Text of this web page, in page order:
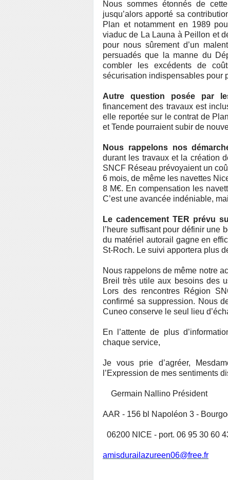
Nous sommes étonnés de
jusqu’alors apporté sa
Plan et notamment en 1989
viaduc de La Launa à Peillon et
pour nous sûrement d’un
persuadés que la manne du
combler les excédents de
sécurisation indispensables pour
Autre question posée par
financement des travaux est
elle reportée sur le contrat de
et Tende pourraient subir de
Nous rappelons nos
durant les travaux et la création
SNCF Réseau prévoyaient un
6 mois, de même les navettes
8 M€. En compensation les
C’est une avancée indéniable,
Le cadencement TER prévu
l’heure suffisant pour définir une
du matériel autorail gagne en
St-Roch. Le suivi apportera plus
Nous rappelons de même notre
Breil très utile aux besoins des
Lors des rencontres Région
confirmé sa suppression. Nous
Cuneo conserve le seul lieu
En l’attente de plus
chaque service,
Je vous prie d’agréer,
l’Expression de mes sentiments
Germain Nallino Président
AAR - 156 bl Napoléon 3 -
06200 NICE - port. 06 95 30 60
amisdurailazureen06@free.fr